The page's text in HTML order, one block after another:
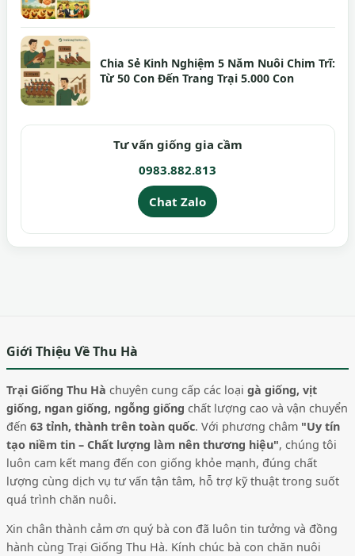
Chia Sẻ Kinh Nghiệm 5 Năm Nuôi Chim Trĩ:
Từ 50 Con Đến Trang Trại 5.000 Con
Tư vấn giống gia cầm
0983.882.813
Chat Zalo
Giới Thiệu Về Thu Hà
Trại Giống Thu Hà chuyên cung cấp các loại gà giống, vịt
giống, ngan giống, ngỗng giống chất lượng cao và vận chuyển
đến 63 tỉnh, thành trên toàn quốc. Với phương châm "Uy tín
tạo niềm tin – Chất lượng làm nên thương hiệu", chúng tôi
luôn cam kết mang đến con giống khỏe mạnh, đúng chất
lượng cùng dịch vụ tư vấn tận tâm, hỗ trợ kỹ thuật trong suốt
quá trình chăn nuôi.
Xin chân thành cảm ơn quý bà con đã luôn tin tưởng và đồng
hành cùng Trại Giống Thu Hà. Kính chúc bà con chăn nuôi